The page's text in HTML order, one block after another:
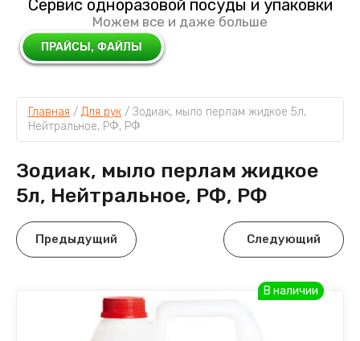
Сервис одноразовой посуды и упаковки
Можем все и даже больше
Главная / Для рук / Зодиак, мыло перлам жидкое 5л,
Нейтральное, РФ, РФ
Зодиак, мыло перлам жидкое
5л, Нейтральное, РФ, РФ
Предыдущий Следующий
В наличии